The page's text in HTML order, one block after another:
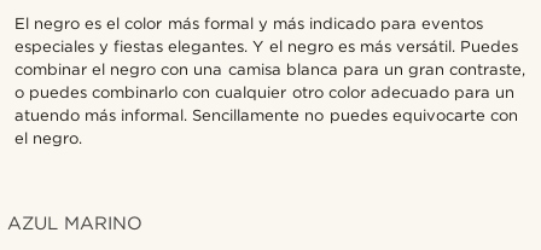
El negro es el color más formal y más indicado para eventos
especiales y fiestas elegantes. Y el negro es más versátil. Puedes
combinar el negro con una camisa blanca para un gran contraste,
o puedes combinarlo con cualquier otro color adecuado para un
atuendo más informal. Sencillamente no puedes equivocarte con
el negro.
AZUL MARINO